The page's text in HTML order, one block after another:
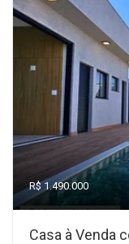
R$ 1.490.000
Casa à Venda